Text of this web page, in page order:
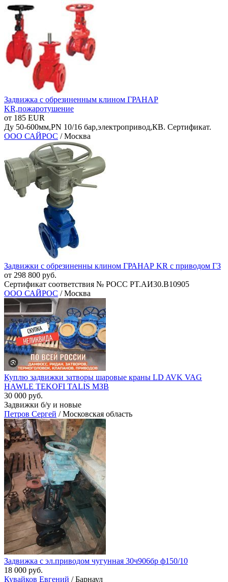
Задвижка с обрезиненным клином ГРАНАР
KR,пожаротушение
от 185 EUR
Ду 50-600мм,PN 10/16 бар,электропривод,КВ. Сертификат.
ООО САЙРОС / Москва
Задвижки с обрезиненны клином ГРАНАР KR с приводом ГЗ
от 298 800 руб.
Сертификат соответствия № РОСС PT.AИ30.В10905
ООО САЙРОС / Москва
Куплю задвижки затворы шаровые краны LD AVK VAG
HAWLE TEKOFI TALIS МЗВ
30 000 руб.
Задвижки б/у и новые
Петров Сергей / Московская область
Задвижка с эл.приводом чугунная 30ч906бр ф150/10
18 000 руб.
Кувайков Евгений / Барнаул